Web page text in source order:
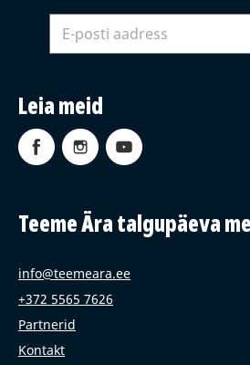
Leia meid
Teeme Ära talgupäeva
info@teemeara.ee
+372 5565 7626
Partnerid
Kontakt